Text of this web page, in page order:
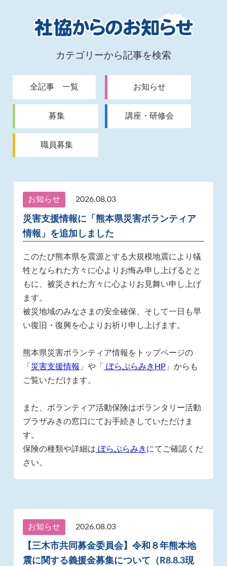
カテゴリーから記事を検索
全記事 一覧 お知らせ
募集 講座・研修会
職員募集
お知らせ 2026.08.03
災害支援情報に「熊本県災害ボランティア
情報」を追加しました
このたび熊本県を震源とする大規模地震により犠
牲となられた方々に心よりお悔み申し上げるとと
もに、被災された方々に心よりお見舞い申し上げ
ます。
被災地域のみなさまの安全確保、そして一日も早
い復旧・復興を心よりお祈り申し上げます。
熊本県災害ボランティア情報をトップページの
「 災害支援情報 」や「 ぼらぷらみき HP」からも
ご覧いただけます。
また、ボランティア活動保険はボランタリー活動
プラザみきの窓口にてお手続きしていただけま
す。
保険の種類や詳細は ぼらぷらみき にてご確認くだ
さい。
お知らせ 2026.08.03
【三木市共同募金委員会】令和８年熊本地
震に関する義援金募集について（R8.8.3現